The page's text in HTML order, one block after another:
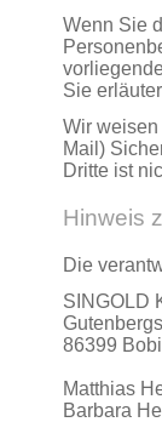
Wenn Sie
Sie
Wir weisen
Mail)
Dritte ist
Hinweis
Die
SINGOLD
86399
Matthias
Barbara